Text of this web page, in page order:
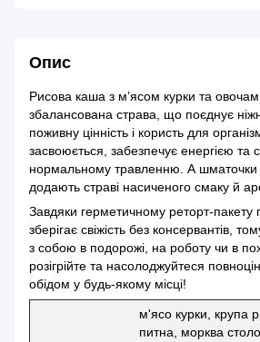
Опис
Рисова каша з м’ясом курки та
збалансована страва, що поєднує
поживну цінність і користь для
засвоюється, забезпечує енергією та
нормальному травленню. А шматочки
додають страві насиченого смаку й
Завдяки герметичному реторт-пакету
зберігає свіжість без консервантів,
з собою в подорожі, на роботу чи в
розігрійте та насолоджуйтеся
обідом у будь-якому місці!
м'ясо курки, крупа
питна, морква